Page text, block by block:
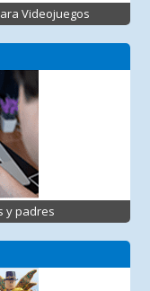
Videojuegos
y padres